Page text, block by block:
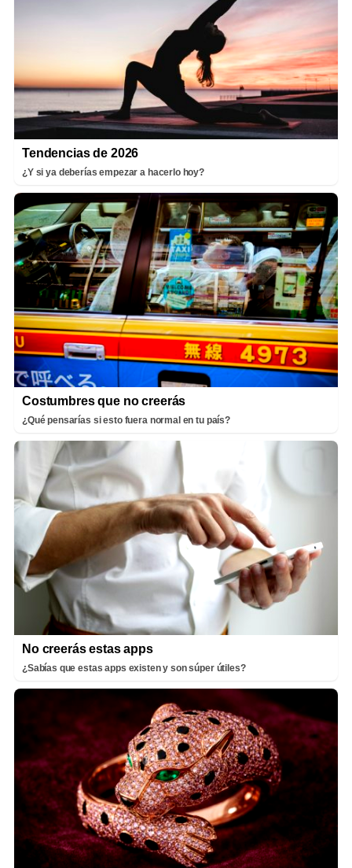
Tendencias de 2026
¿Y si ya deberías empezar a hacerlo hoy?
Costumbres que no creerás
¿Qué pensarías si esto fuera normal en tu país?
No creerás estas apps
¿Sabías que estas apps existen y son súper útiles?